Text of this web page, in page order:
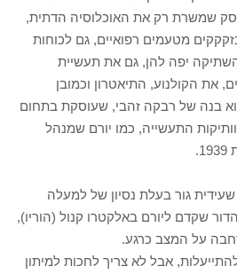
שמשרת רק את האוכלוסיה הדתית,
מטעמים רפואיים, גם לכוחות
יפה להן, גם את תעשיית
את הקולנוע, התיאטרון וכמובן
בנה של רבקה זהבי, שעוסקת בתחום
התעשייה, כמו יורם שמנהל
גור בעלת נסיון של למעלה
שקדם ליורם באלקטרו קנול (הוריו),
על המצב כרגע.
אבל לא צריך לחכות למיתון